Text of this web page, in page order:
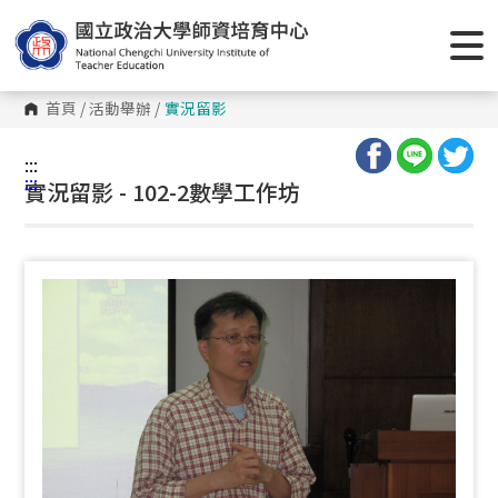
到
主
要
內
容
區 首頁 /活動舉辦 / 實況留影
:::
:::
實況留影 - 102-2數學工作坊